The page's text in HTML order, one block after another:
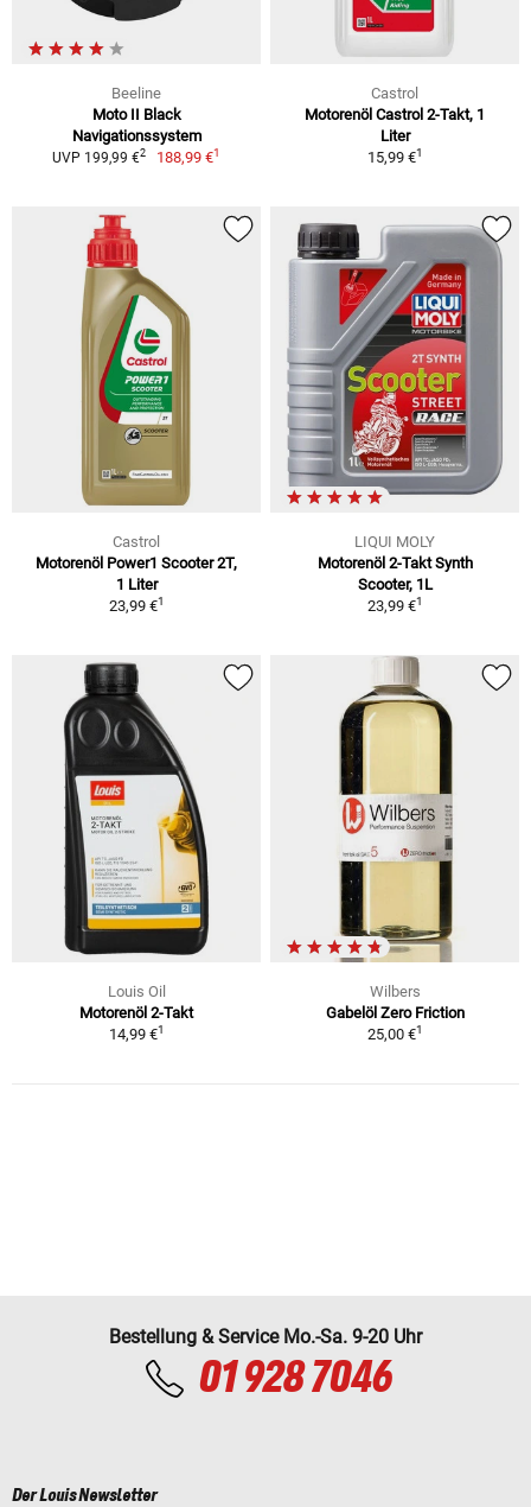
Beeline
Moto II Black
Navigationssystem
UVP 199,99 €2 188,99 €1
Castrol
Motorenöl Castrol 2-Takt, 1
Liter
15,99 €1
Castrol
Motorenöl Power1 Scooter 2T,
1 Liter
23,99 €1
LIQUI MOLY
Motorenöl 2-Takt Synth
Scooter, 1L
23,99 €1
Louis Oil
Motorenöl 2-Takt
14,99 €1
Wilbers
Gabelöl Zero Friction
25,00 €1
Bestellung & Service Mo.-Sa. 9-20 Uhr
01 928 7046
Der Louis Newsletter